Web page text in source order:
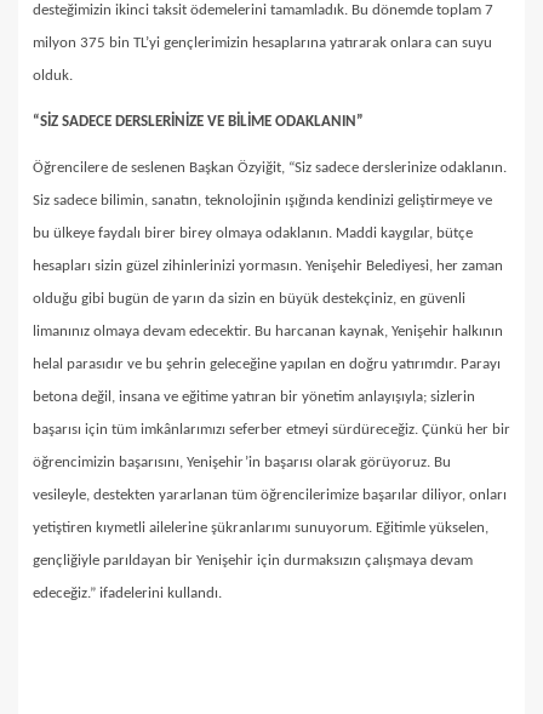
desteğimizin ikinci taksit ödemelerini tamamladık. Bu dönemde toplam 7
milyon 375 bin TL’yi gençlerimizin hesaplarına yatırarak onlara can suyu
olduk.
“SİZ SADECE DERSLERİNİZE VE BİLİME ODAKLANIN”
Öğrencilere de seslenen Başkan Özyiğit, “Siz sadece derslerinize odaklanın.
Siz sadece bilimin, sanatın, teknolojinin ışığında kendinizi geliştirmeye ve
bu ülkeye faydalı birer birey olmaya odaklanın. Maddi kaygılar, bütçe
hesapları sizin güzel zihinlerinizi yormasın. Yenişehir Belediyesi, her zaman
olduğu gibi bugün de yarın da sizin en büyük destekçiniz, en güvenli
limanınız olmaya devam edecektir. Bu harcanan kaynak, Yenişehir halkının
helal parasıdır ve bu şehrin geleceğine yapılan en doğru yatırımdır. Parayı
betona değil, insana ve eğitime yatıran bir yönetim anlayışıyla; sizlerin
başarısı için tüm imkânlarımızı seferber etmeyi sürdüreceğiz. Çünkü her bir
öğrencimizin başarısını, Yenişehir’in başarısı olarak görüyoruz. Bu
vesileyle, destekten yararlanan tüm öğrencilerimize başarılar diliyor, onları
yetiştiren kıymetli ailelerine şükranlarımı sunuyorum. Eğitimle yükselen,
gençliğiyle parıldayan bir Yenişehir için durmaksızın çalışmaya devam
edeceğiz.” ifadelerini kullandı.